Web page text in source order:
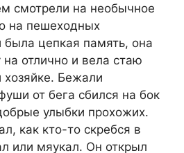
смотрели на необычное
на пешеходных
была цепкая память, она
отлично и вела стаю
Бежали
от бега сбился на бок
улыбки прохожих.
как кто-то скребся в
или мяукал. Он открыл